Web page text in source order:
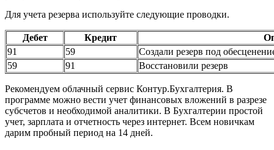
Для учета резерва используйте следующие проводки.
Дебет Кредит
91
59
Создали резерв под
59
91 Восстановили резерв
Рекомендуем облачный сервис Контур.Бухгалтерия. В
программе можно вести учет финансовых вложений в разрезе
субсчетов и необходимой аналитики. В Бухгалтерии простой
учет, зарплата и отчетность через интернет. Всем новичкам
дарим пробный период на 14 дней.